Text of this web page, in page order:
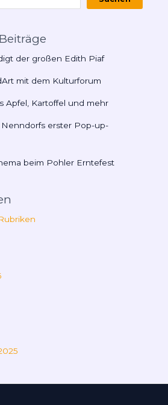
der großen Edith Piaf
mit dem Kulturforum
Apfel, Kartoffel und mehr
erster Pop-up-
beim Pohler Erntefest